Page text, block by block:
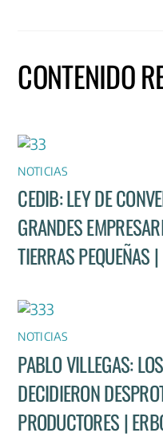
CONTENIDO
NOTICIAS
CEDIB: LEY DE
GRANDES
TIERRAS
NOTICIAS
PABLO VILLEGAS:
DECIDIERON
PRODUCTORES |